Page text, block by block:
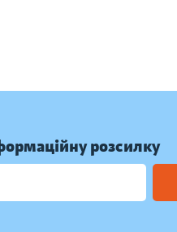
розсилку